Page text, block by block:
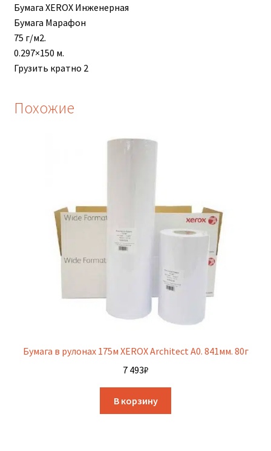
Бумага XEROX Инженерная
Бумага Марафон
75 г/м2.
0.297×150 м.
Грузить кратно 2
Похожие
Бумага в рулонах 175м XEROX Architect A0. 841мм. 80г
7 493₽
В корзину